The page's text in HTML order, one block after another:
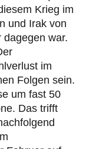
Krieg im
und Irak von
war.
im
Folgen sein.
um fast 50
Das trifft